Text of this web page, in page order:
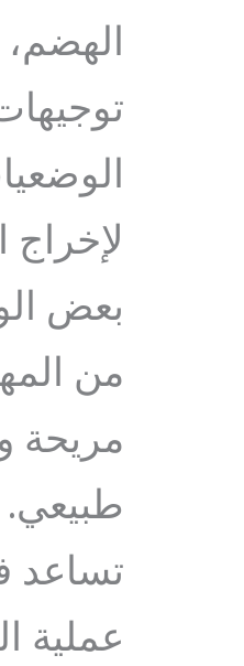
لإخراج
بعض
من
مريحة
طبيعي.
تساعد
عملية